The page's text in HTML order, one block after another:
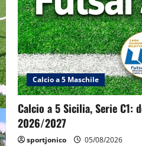
Calcio a 5 Maschile
Calcio a 5 Sicilia, Serie
2026/2027
sportjonico 05/08/2026